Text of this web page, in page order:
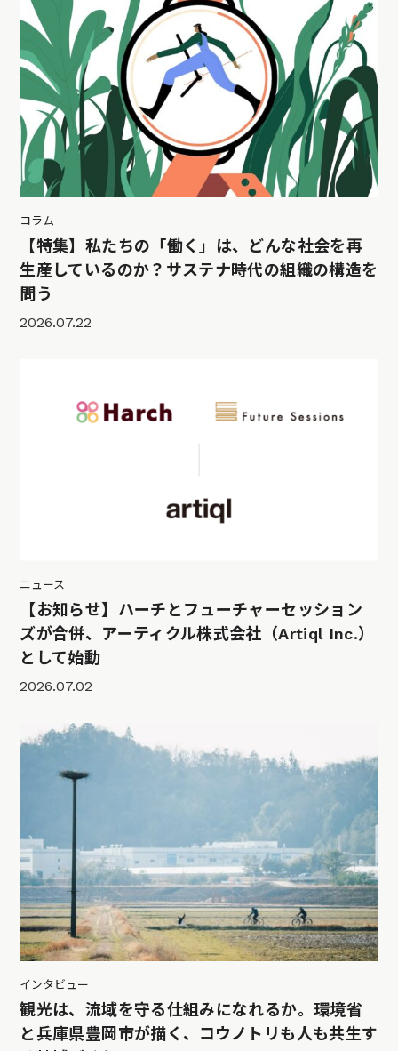
コラム
【特集】私たちの「働く」は、どんな社会を再
生産しているのか？サステナ時代の組織の構造を
問う
2026.07.22
ニュース
【お知らせ】ハーチとフューチャーセッション
ズが合併、アーティクル株式会社（Artiql Inc.）
として始動
2026.07.02
インタビュー
観光は、流域を守る仕組みになれるか。環境省
と兵庫県豊岡市が描く、コウノトリも人も共生す